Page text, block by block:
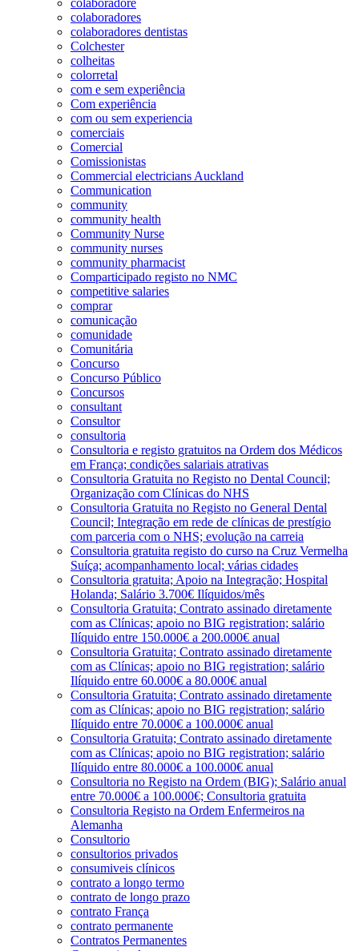
colaboradores
colaboradores dentistas
Colchester
colheitas
colorretal
com e sem experiência
Com experiência
com ou sem experiencia
comerciais
Comercial
Comissionistas
Commercial electricians Auckland
Communication
community
community health
Community Nurse
community nurses
community pharmacist
Comparticipado registo no NMC
competitive salaries
comprar
comunicação
comunidade
Comunitária
Concurso
Concurso Público
Concursos
consultant
Consultor
consultoria
Consultoria e registo gratuitos na Ordem dos Médicos
em França; condições salariais atrativas
Consultoria Gratuita no Registo no Dental Council;
Organização com Clínicas do NHS
Consultoria Gratuita no Registo no General Dental
Council; Integração em rede de clínicas de prestígio
com parceria com o NHS; evolução na carreia
Consultoria gratuita registo do curso na Cruz Vermelha
Suíça; acompanhamento local; várias cidades
Consultoria gratuita; Apoio na Integração; Hospital
Holanda; Salário 3.700€ Ilíquidos/mês
Consultoria Gratuita; Contrato assinado diretamente
com as Clínicas; apoio no BIG registration; salário
Ilíquido entre 150.000€ a 200.000€ anual
Consultoria Gratuita; Contrato assinado diretamente
com as Clínicas; apoio no BIG registration; salário
Ilíquido entre 60.000€ a 80.000€ anual
Consultoria Gratuita; Contrato assinado diretamente
com as Clínicas; apoio no BIG registration; salário
Ilíquido entre 70.000€ a 100.000€ anual
Consultoria Gratuita; Contrato assinado diretamente
com as Clínicas; apoio no BIG registration; salário
Ilíquido entre 80.000€ a 100.000€ anual
Consultoria no Registo na Ordem (BIG); Salário anual
entre 70.000€ a 100.000€; Consultoria gratuita
Consultoria Registo na Ordem Enfermeiros na
Alemanha
Consultorio
consultorios privados
consumiveis clínicos
contrato a longo termo
contrato de longo prazo
contrato França
contrato permanente
Contratos Permanentes